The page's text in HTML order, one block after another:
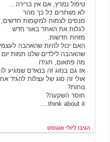
טיפול נמרץ, אם אין ברירה…
לא מוותרים כל כך מהר
מנסים לצמוח למקומות חדשים,
לגלות את האחר באור חדש
מזויות חדשות.
האם יכול להיות שהאהבה
שהאהבה לילדים שלנו תמות
מה פתאום, תגידו
אז גם בנזוג זה בנאדם שמגיע
אולי זה סוג של עצלות להגיד
נוחות?
חוסר השקעה?
think about it….
הגיבו ליולי אוגוסט